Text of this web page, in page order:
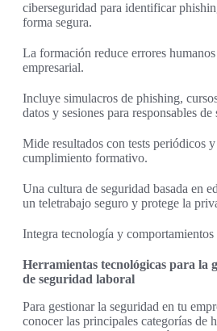
ciberseguridad para identificar
forma segura.
La formación reduce errores
empresarial.
Incluye simulacros de phishing,
datos y sesiones para responsables
Mide resultados con tests periódicos
cumplimiento formativo.
Una cultura de seguridad basada en
un teletrabajo seguro y protege la
Integra tecnología y comportamientos
Herramientas tecnológicas para la
de seguridad laboral
Para gestionar la seguridad en tu
conocer las principales categorías de